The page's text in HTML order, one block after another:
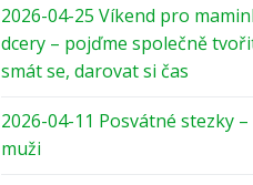
2026-04-25 Víkend pro
dcery – pojďme společně
smát se, darovat si čas
2026-04-11 Posvátné stezky –
muži